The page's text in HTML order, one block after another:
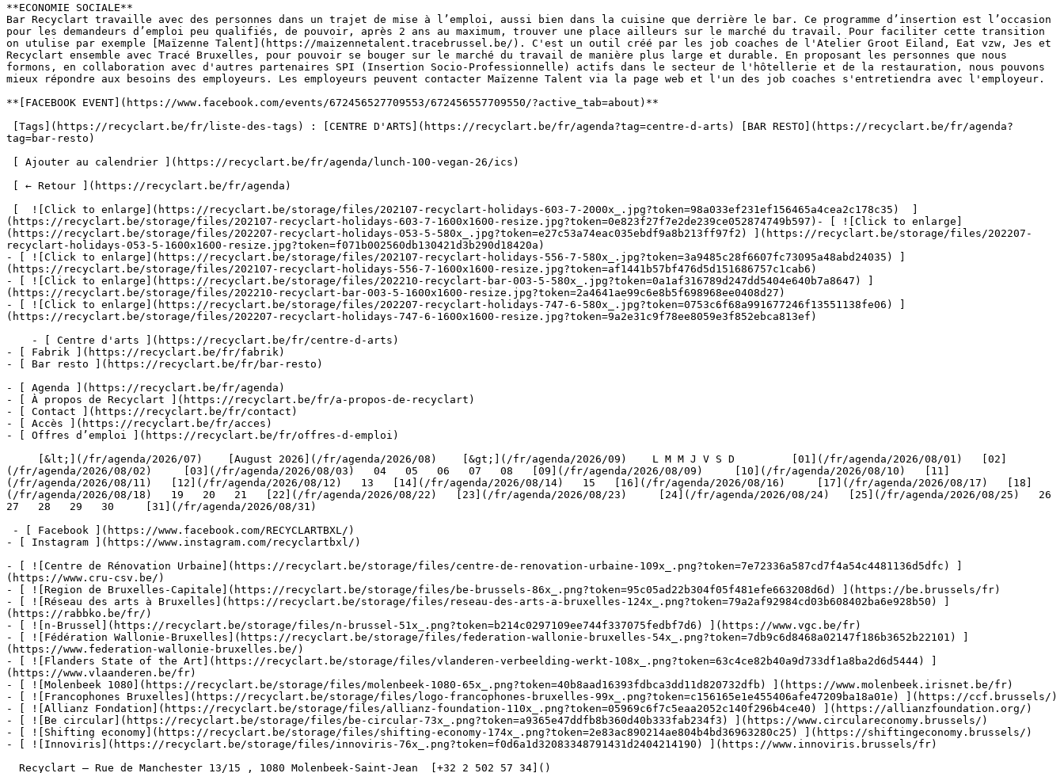
**ECONOMIE SOCIALE**
Bar Recyclart travaille avec des personnes dans un trajet de mise à l’emploi, aussi bien dans la cuisine que derrière le bar. Ce programme d’insertion est l’occasion
pour les demandeurs d’emploi peu qualifiés, de pouvoir, après 2 ans au maximum, trouver une place ailleurs sur le marché du travail. Pour faciliter cette transition
on utulise par exemple [Maïzenne Talent](https://maizennetalent.tracebrussel.be/). C'est un outil créé par les job coaches de l'Atelier Groot Eiland, Eat vzw, Jes et
Recyclart ensemble avec Tracé Bruxelles, pour pouvoir se bouger sur le marché du travail de manière plus large et durable. En proposant les personnes que nous
formons, en collaboration avec d'autres partenaires SPI (Insertion Socio-Professionnelle) actifs dans le secteur de l'hôtellerie et de la restauration, nous pouvons
mieux répondre aux besoins des employeurs. Les employeurs peuvent contacter Maïzenne Talent via la page web et l'un des job coaches s'entretiendra avec l'employeur.
**[FACEBOOK EVENT](https://www.facebook.com/events/672456527709553/672456557709550/?active_tab=about)**
tag=bar-resto)
(https://recyclart.be/storage/files/202107-recyclart-holidays-603-7-1600x1600-resize.jpg?token=0e823f27f7e2de239ce052874749b597)- [ ![Click to enlarge]
(https://recyclart.be/storage/files/202207-recyclart-holidays-053-5-580x_.jpg?token=e27c53a74eac035ebdf9a8b213ff97f2) ](https://recyclart.be/storage/files/202207-
recyclart-holidays-053-5-1600x1600-resize.jpg?token=f071b002560db130421d3b290d18420a)
- [ ![Click to enlarge](https://recyclart.be/storage/files/202107-recyclart-holidays-556-7-580x_.jpg?token=3a9485c28f6607fc73095a48abd24035) ]
(https://recyclart.be/storage/files/202107-recyclart-holidays-556-7-1600x1600-resize.jpg?token=af1441b57bf476d5d151686757c1cab6)
- [ ![Click to enlarge](https://recyclart.be/storage/files/202210-recyclart-bar-003-5-580x_.jpg?token=0a1af316789d247dd5404e640b7a8647) ]
(https://recyclart.be/storage/files/202210-recyclart-bar-003-5-1600x1600-resize.jpg?token=2a4641ae99c6e8b5f698968ee0408d27)
- [ ![Click to enlarge](https://recyclart.be/storage/files/202207-recyclart-holidays-747-6-580x_.jpg?token=0753c6f68a991677246f13551138fe06) ]
(https://recyclart.be/storage/files/202207-recyclart-holidays-747-6-1600x1600-resize.jpg?token=9a2e31c9f78ee8059e3f852ebca813ef)
- [ Fabrik ](https://recyclart.be/fr/fabrik)
- [ Bar resto ](https://recyclart.be/fr/bar-resto)
- [ Agenda ](https://recyclart.be/fr/agenda)
- [ À propos de Recyclart ](https://recyclart.be/fr/a-propos-de-recyclart)
- [ Contact ](https://recyclart.be/fr/contact)
- [ Accès ](https://recyclart.be/fr/acces)
- [ Offres d’emploi ](https://recyclart.be/fr/offres-d-emploi)
(/fr/agenda/2026/08/02)     [03](/fr/agenda/2026/08/03)   04   05   06   07   08   [09](/fr/agenda/2026/08/09)     [10](/fr/agenda/2026/08/10)   [11]
(/fr/agenda/2026/08/11)   [12](/fr/agenda/2026/08/12)   13   [14](/fr/agenda/2026/08/14)   15   [16](/fr/agenda/2026/08/16)     [17](/fr/agenda/2026/08/17)   [18]
(/fr/agenda/2026/08/18)   19   20   21   [22](/fr/agenda/2026/08/22)   [23](/fr/agenda/2026/08/23)     [24](/fr/agenda/2026/08/24)   [25](/fr/agenda/2026/08/25)   26
27   28   29   30     [31](/fr/agenda/2026/08/31)
- [ Instagram ](https://www.instagram.com/recyclartbxl/)
- [ ![Centre de Rénovation Urbaine](https://recyclart.be/storage/files/centre-de-renovation-urbaine-109x_.png?token=7e72336a587cd7f4a54c4481136d5dfc) ]
(https://www.cru-csv.be/)
- [ ![Region de Bruxelles-Capitale](https://recyclart.be/storage/files/be-brussels-86x_.png?token=95c05ad22b304f05f481efe663208d6d) ](https://be.brussels/fr)
- [ ![Réseau des arts à Bruxelles](https://recyclart.be/storage/files/reseau-des-arts-a-bruxelles-124x_.png?token=79a2af92984cd03b608402ba6e928b50) ]
(https://rabbko.be/fr/)
- [ ![n-Brussel](https://recyclart.be/storage/files/n-brussel-51x_.png?token=b214c0297109ee744f337075fedbf7d6) ](https://www.vgc.be/fr)
- [ ![Fédération Wallonie-Bruxelles](https://recyclart.be/storage/files/federation-wallonie-bruxelles-54x_.png?token=7db9c6d8468a02147f186b3652b22101) ]
(https://www.federation-wallonie-bruxelles.be/)
- [ ![Flanders State of the Art](https://recyclart.be/storage/files/vlanderen-verbeelding-werkt-108x_.png?token=63c4ce82b40a9d733df1a8ba2d6d5444) ]
(https://www.vlaanderen.be/fr)
- [ ![Molenbeek 1080](https://recyclart.be/storage/files/molenbeek-1080-65x_.png?token=40b8aad16393fdbca3dd11d820732dfb) ](https://www.molenbeek.irisnet.be/fr)
- [ ![Francophones Bruxelles](https://recyclart.be/storage/files/logo-francophones-bruxelles-99x_.png?token=c156165e1e455406afe47209ba18a01e) ](https://ccf.brussels/)
- [ ![Allianz Fondation](https://recyclart.be/storage/files/allianz-foundation-110x_.png?token=05969c6f7c5eaa2052c140f296b4ce40) ](https://allianzfoundation.org/)
- [ ![Be circular](https://recyclart.be/storage/files/be-circular-73x_.png?token=a9365e47ddfb8b360d40b333fab234f3) ](https://www.circulareconomy.brussels/)
- [ ![Shifting economy](https://recyclart.be/storage/files/shifting-economy-174x_.png?token=2e83ac890214ae804b4bd36963280c25) ](https://shiftingeconomy.brussels/)
- [ ![Innoviris](https://recyclart.be/storage/files/innoviris-76x_.png?token=f0d6a1d32083348791431d2404214190) ](https://www.innoviris.brussels/fr)